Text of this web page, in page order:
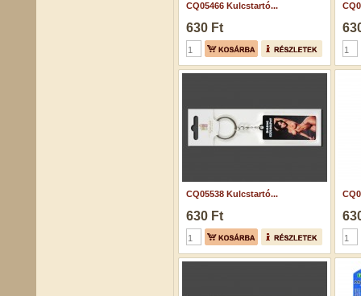
CQ05466 Kulcstartó...
630 Ft
CQ05538 Kulcstartó...
630 Ft